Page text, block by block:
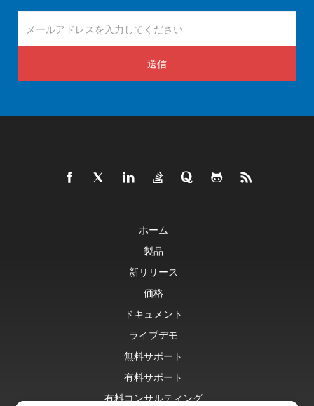
送信
ホーム
製品
新リリース
価格
ドキュメント
ライブデモ
無料サポート
有料サポート
有料コンサルティング